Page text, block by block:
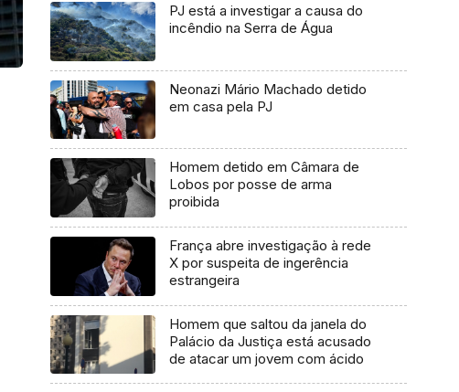
PJ está a investigar a causa do
incêndio na Serra de Água
Neonazi Mário Machado detido
em casa pela PJ
Homem detido em Câmara de
Lobos por posse de arma
proibida
França abre investigação à rede
X por suspeita de ingerência
estrangeira
Homem que saltou da janela do
Palácio da Justiça está acusado
de atacar um jovem com ácido